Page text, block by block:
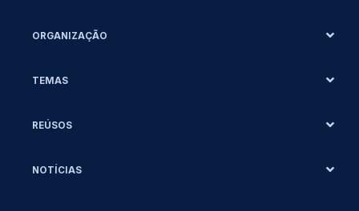
ORGANIZAÇÃO
TEMAS
REÚSOS
NOTÍCIAS